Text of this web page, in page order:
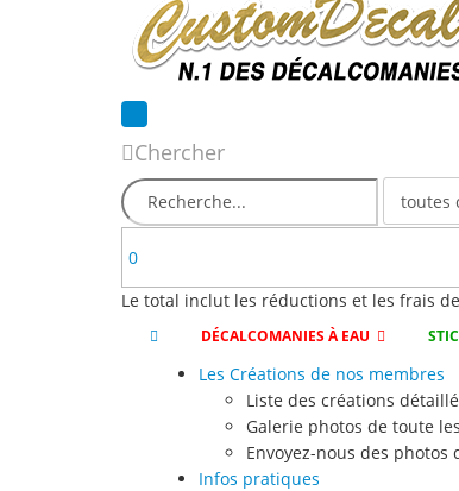
Chercher
0
Le total inclut les réductions et les frais
DÉCALCOMANIES À EAU
Les Créations de nos membres
Liste des créations
Galerie photos de toute
Envoyez-nous des photos
Infos pratiques